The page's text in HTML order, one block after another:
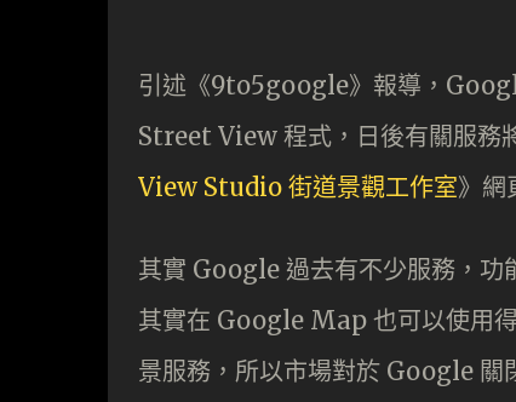
引述《9to5google》報導，
Street View 程式，日後有關服務
View Studio 街道景觀工作室》網
其實 Google 過去有不少服務，功
其實在 Google Map 也可以使用
景服務，所以市場對於 Google 關